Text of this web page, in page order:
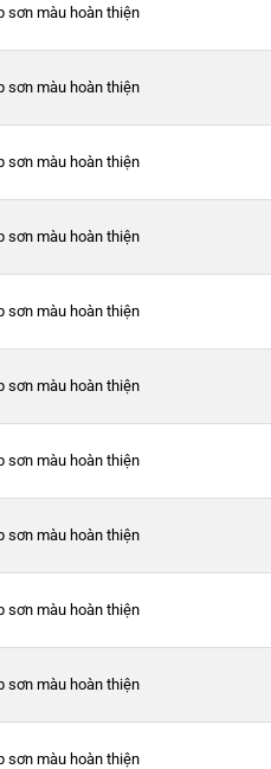
sơn màu hoàn thiện
sơn màu hoàn thiện
sơn màu hoàn thiện
sơn màu hoàn thiện
sơn màu hoàn thiện
sơn màu hoàn thiện
sơn màu hoàn thiện
sơn màu hoàn thiện
sơn màu hoàn thiện
sơn màu hoàn thiện
sơn màu hoàn thiện